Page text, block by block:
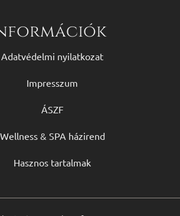
Adatvédelmi nyilatkozat
Impresszum
ÁSZF
Wellness & SPA házirend
Hasznos tartalmak